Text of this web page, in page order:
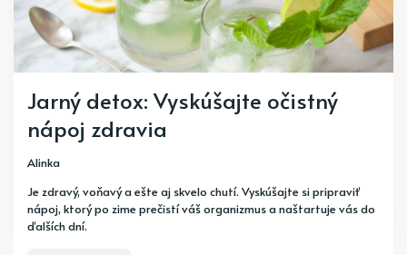
Jarný detox: Vyskúšajte očistný
nápoj zdravia
Alinka
Je zdravý, voňavý a ešte aj skvelo chutí. Vyskúšajte si pripraviť
nápoj, ktorý po zime prečistí váš organizmus a naštartuje vás do
ďalších dní.